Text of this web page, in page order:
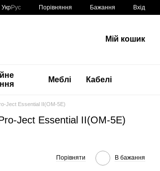
УкрРус Порівняння Бажання Вхід
Мій кошик
Меблі Кабелі
Ject Essential II(OM-5E)
Ject Essential II(OM-5E)
Порівняти В бажання